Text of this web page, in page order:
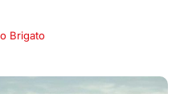
Brigato